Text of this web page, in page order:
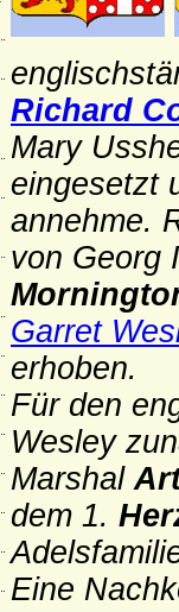
Richard
Mary
eingesetzt
annehme.
von Georg
Garret
erhoben.
Für den
Wesley
Marshal
dem 1.
Eine